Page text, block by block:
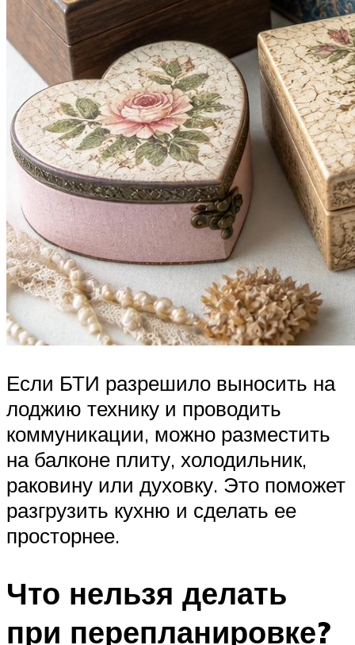
Если БТИ разрешило выносить на
лоджию технику и проводить
коммуникации, можно разместить
на балконе плиту, холодильник,
раковину или духовку. Это поможет
разгрузить кухню и сделать ее
просторнее.
Что нельзя делать
при перепланировке?